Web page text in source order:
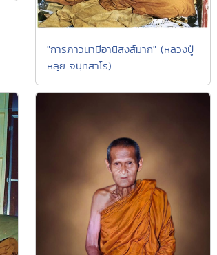
"การภาวนามีอานิสงส์มาก" (หลวงปู่
หลุย จนฺทสาโร)